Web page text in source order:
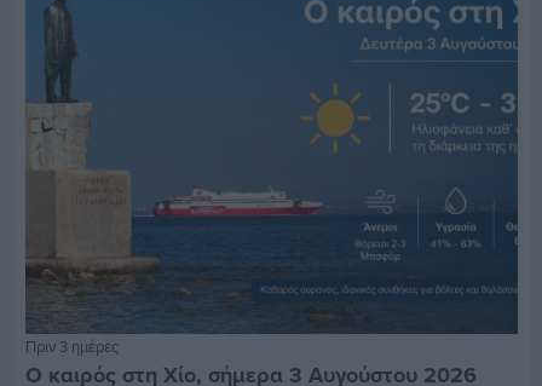
Πριν 3 ημέρες
Ο καιρός στη Χίο, σήμερα 3 Αυγούστου 2026